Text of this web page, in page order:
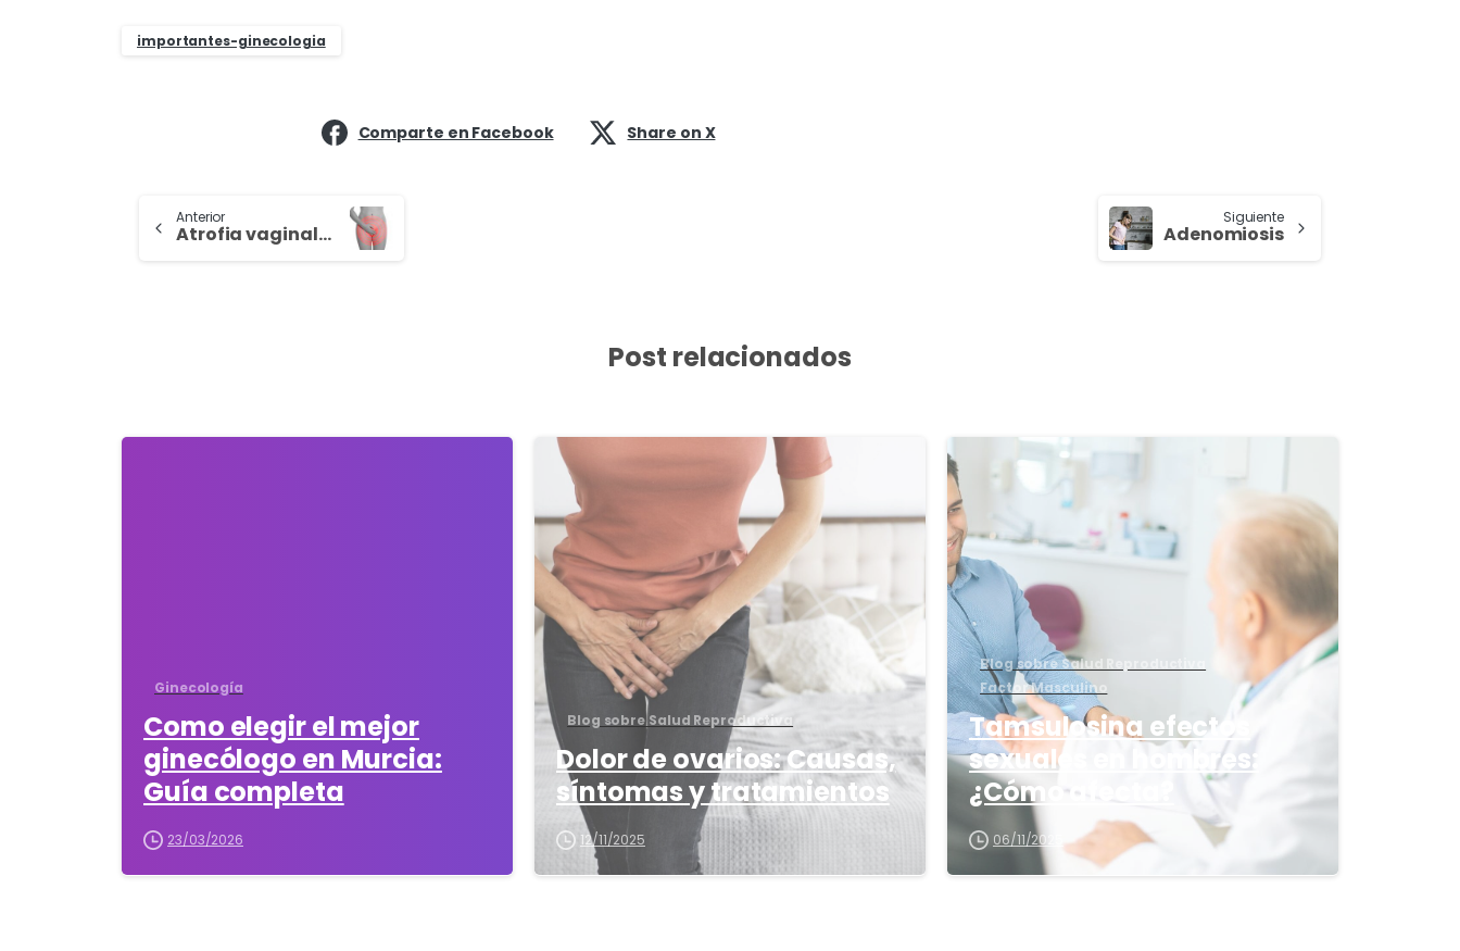
importantes-ginecologia
Comparte en Facebook Share on X
Anterior
Atrofia vaginal… ¿Por qué vivirla en silencio?
Siguiente
Adenomiosis
Post relacionados
Ginecología
Como elegir el mejor
ginecólogo en Murcia:
Guía completa
23/03/2026
Blog sobre Salud Reproductiva
Dolor de ovarios: Causas,
síntomas y tratamientos
12/11/2025
Blog sobre Salud Reproductiva
Factor Masculino
Tamsulosina efectos
sexuales en hombres:
¿Cómo afecta?
06/11/2025